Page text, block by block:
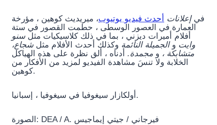
فيإعلانات أحدث فيديو يوتيوب، ميريديث كوهين ، مؤرخة
العمارة في العصور الوسطى ، حطمت القصور في ستة
أفلام أميرات ديزني ، بما في ذلك كلاسيكيات مثلسنو
وايت والجميلة النائمة وكذلك أحدث الأفلام مثلشجاع،
متشابكة ، و مجمدة. أدناه ، ألق نظرة على هذه الهياكل
الخلابة ولا تنسَ مشاهدة الفيديو لمزيد من الأفكار من
كوهين.
أولكازار سيغوفيا في سيغوفيا ، إسبانيا.
الصورة: DEA / A. فيرجاني / جيتي إيماجيس